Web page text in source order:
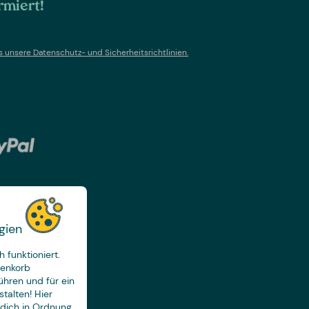
funktioniert.
und für ein
Hier
unsere Datenschutz- und Sicherheitsrichtlinien.